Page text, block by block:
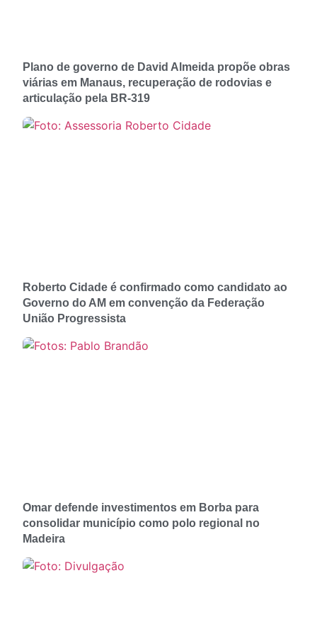
Plano de governo de David Almeida propõe obras
viárias em Manaus, recuperação de rodovias e
articulação pela BR-319
Roberto Cidade é confirmado como candidato ao
Governo do AM em convenção da Federação
União Progressista
Omar defende investimentos em Borba para
consolidar município como polo regional no
Madeira